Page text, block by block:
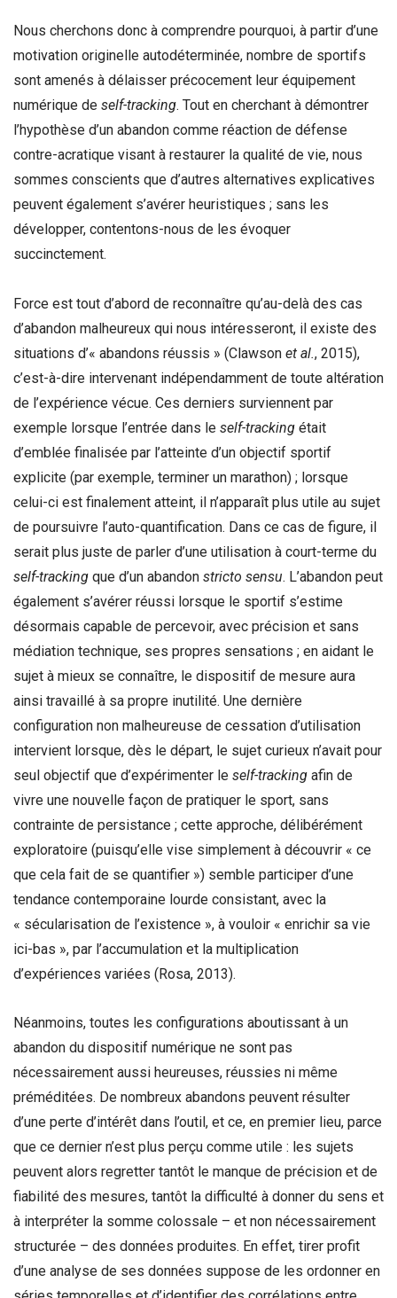
Nous cherchons donc à comprendre pourquoi, à partir d’une
motivation originelle autodéterminée, nombre de sportifs
sont amenés à délaisser précocement leur équipement
numérique de self-tracking. Tout en cherchant à démontrer
l’hypothèse d’un abandon comme réaction de défense
contre-acratique visant à restaurer la qualité de vie, nous
sommes conscients que d’autres alternatives explicatives
peuvent également s’avérer heuristiques ; sans les
développer, contentons-nous de les évoquer
succinctement.
Force est tout d’abord de reconnaître qu’au-delà des cas
d’abandon malheureux qui nous intéresseront, il existe des
situations d’« abandons réussis » (Clawson et al., 2015),
c’est-à-dire intervenant indépendamment de toute altération
de l’expérience vécue. Ces derniers surviennent par
exemple lorsque l’entrée dans le self-tracking était
d’emblée finalisée par l’atteinte d’un objectif sportif
explicite (par exemple, terminer un marathon) ; lorsque
celui-ci est finalement atteint, il n’apparaît plus utile au sujet
de poursuivre l’auto-quantification. Dans ce cas de figure, il
serait plus juste de parler d’une utilisation à court-terme du
self-tracking que d’un abandon stricto sensu. L’abandon peut
également s’avérer réussi lorsque le sportif s’estime
désormais capable de percevoir, avec précision et sans
médiation technique, ses propres sensations ; en aidant le
sujet à mieux se connaître, le dispositif de mesure aura
ainsi travaillé à sa propre inutilité. Une dernière
configuration non malheureuse de cessation d’utilisation
intervient lorsque, dès le départ, le sujet curieux n’avait pour
seul objectif que d’expérimenter le self-tracking afin de
vivre une nouvelle façon de pratiquer le sport, sans
contrainte de persistance ; cette approche, délibérément
exploratoire (puisqu’elle vise simplement à découvrir « ce
que cela fait de se quantifier ») semble participer d’une
tendance contemporaine lourde consistant, avec la
« sécularisation de l’existence », à vouloir « enrichir sa vie
ici-bas », par l’accumulation et la multiplication
d’expériences variées (Rosa, 2013).
Néanmoins, toutes les configurations aboutissant à un
abandon du dispositif numérique ne sont pas
nécessairement aussi heureuses, réussies ni même
préméditées. De nombreux abandons peuvent résulter
d’une perte d’intérêt dans l’outil, et ce, en premier lieu, parce
que ce dernier n’est plus perçu comme utile : les sujets
peuvent alors regretter tantôt le manque de précision et de
fiabilité des mesures, tantôt la difficulté à donner du sens et
à interpréter la somme colossale – et non nécessairement
structurée – des données produites. En effet, tirer profit
d’une analyse de ses données suppose de les ordonner en